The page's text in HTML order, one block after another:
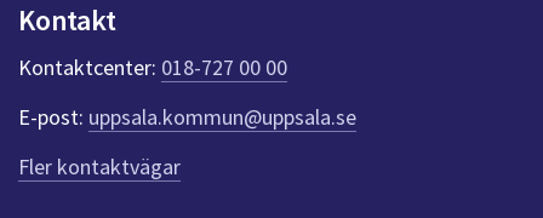
k
t
e
r
f
ö
r
Kontakt
Kontaktcenter: 018-727 00 00
E-post: uppsala.kommun@uppsala.se
Fler kontaktvägar